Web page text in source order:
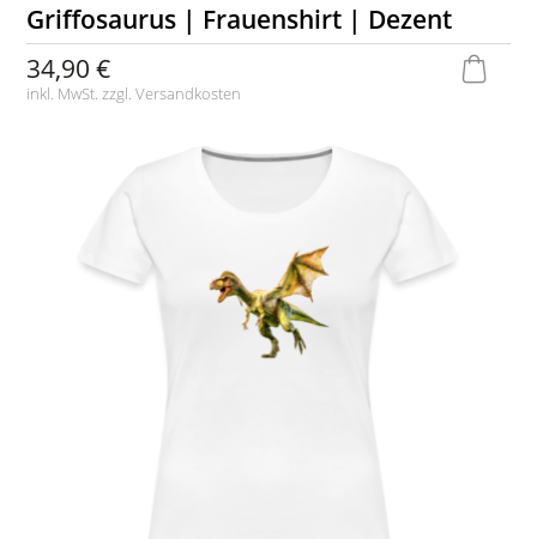
Griffosaurus | Frauenshirt | Dezent
34,90 €
inkl. MwSt. zzgl.Versandkosten